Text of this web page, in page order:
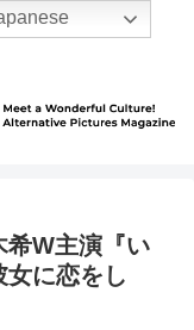
希W主演『い
女に恋をし